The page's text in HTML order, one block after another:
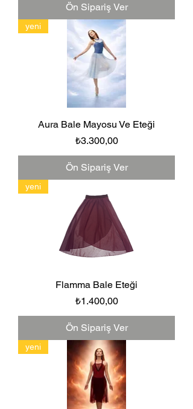
Ön Sipariş Ver
yeni
Aura Bale Mayosu Ve Eteği
Fiyat
₺3.300,00
Ön Sipariş Ver
yeni
Flamma Bale Eteği
Fiyat
₺1.400,00
Ön Sipariş Ver
yeni